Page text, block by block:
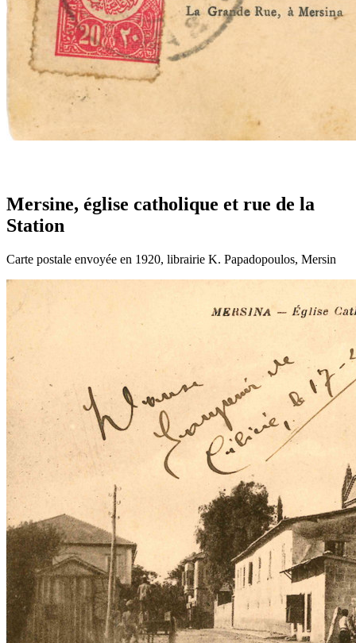
Mersine, église catholique et rue de la
Station
Carte postale envoyée en 1920, librairie K. Papadopoulos, Mersin